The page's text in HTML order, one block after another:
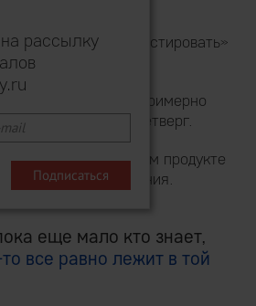
рассылку
внимание: «инвестировать»
обещаний примерно
после дождичка в четверг.
идет о промышленном продукте
использования.
еще мало кто знает,
все равно лежит в той